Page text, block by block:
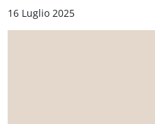
16 Luglio 2025